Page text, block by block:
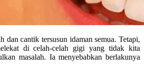
cantik tersusun idaman semua. Tetapi,
di celah-celah gigi yang tidak kita
masalah. Ia menyebabkan berlakunya